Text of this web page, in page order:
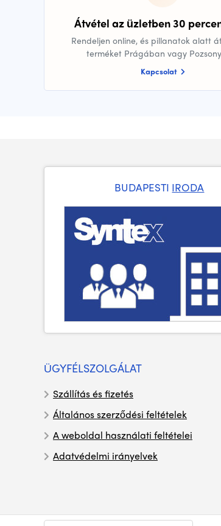
Átvétel az üzletben 30
Rendeljen online, és pillanatok alatt
terméket Prágában vagy
Kapcsolat
BUDAPESTI IRODA
ÜGYFÉLSZOLGÁLAT
Szállítás és fizetés
Általános szerződési feltételek
A weboldal használati feltételei
Adatvédelmi irányelvek